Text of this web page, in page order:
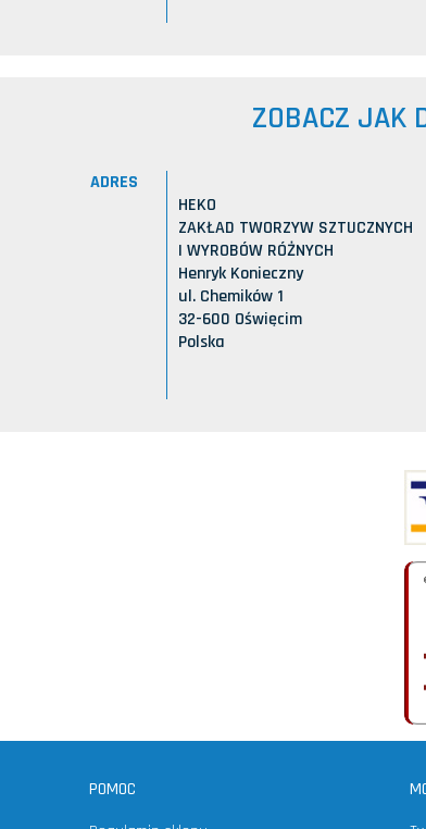
ZOBACZ JAK
ADRES
HEKO
ZAKŁAD TWORZYW SZTUCZNYCH
I WYROBÓW RÓŻNYCH
Henryk Konieczny
ul. Chemików 1
32-600 Oświęcim
Polska
POMOC